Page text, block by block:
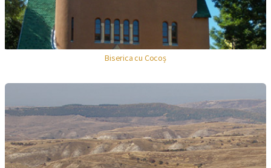
Biserica cu Cocoș